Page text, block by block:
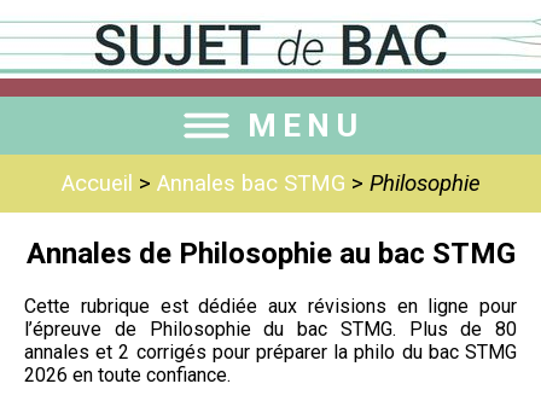
MENU
Accueil > Annales bac STMG > Philosophie
Annales de Philosophie au bac STMG
Cette rubrique est dédiée aux révisions en ligne pour
l’épreuve de Philosophie du bac STMG. Plus de 80
annales et 2 corrigés pour préparer la philo du bac STMG
2026 en toute confiance.